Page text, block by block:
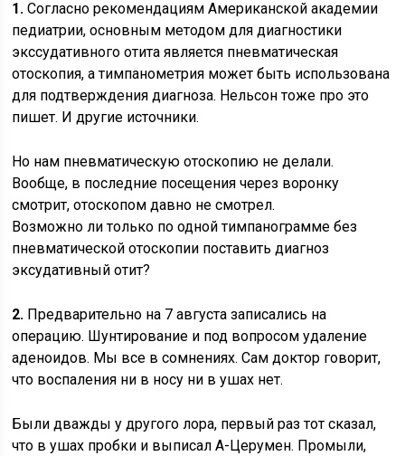
1. Согласно рекомендациям Американской академии
педиатрии, основным методом для диагностики
экссудативного отита является пневматическая
отоскопия, а тимпанометрия может быть использована
для подтверждения диагноза. Нельсон тоже про это
пишет. И другие источники.
Но нам пневматическую отоскопию не делали.
Вообще, в последние посещения через воронку
смотрит, отоскопом давно не смотрел.
Возможно ли только по одной тимпанограмме без
пневматической отоскопии поставить диагноз
эксудативный отит?
2. Предварительно на 7 августа записались на
операцию. Шунтирование и под вопросом удаление
аденоидов. Мы все в сомнениях. Сам доктор говорит,
что воспаления ни в носу ни в ушах нет.
Были дважды у другого лора, первый раз тот сказал,
что в ушах пробки и выписал А-Церумен. Промыли,